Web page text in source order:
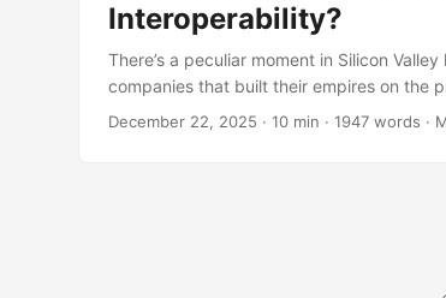
Interoperability?
There’s a peculiar moment in Silicon
companies that built their empires on the
now wielding API restrictions like digital
December 22, 2025 · 10 min · 1947 words ·